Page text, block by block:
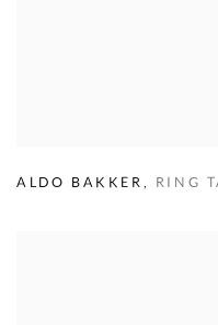
ALDO BAKKER , RING